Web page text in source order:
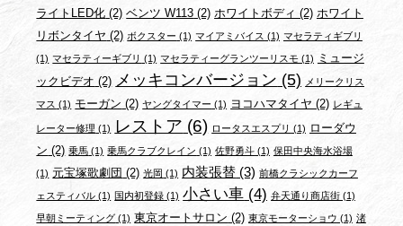
ライトLED化 (2) ベンツ W113 (2) ホワイトボディ (2) ホワイト
リボンタイヤ (2) ボクスター (1) マイアミバイス (1) マセラティギブリ
(1) マセラティーギブリ (1) マセラティーグランツーリスモ (1)
ミュージ
ックビデオ (2) メッキコンバージョン (5) メリークリス
マス (1) モーガン (2) ヤングタイマー (1) ヨコハマタイヤ (2) レギュ
レーター修理 (1) レストア (6) ロータスエスプリ (1) ローダウ
ン (2) 乗馬 (1) 乗馬クラブクレイン (1) 佐野勇斗 (1) 保田中央海水浴場
(1) 元宝塚歌劇団 (2) 光岡 (1) 内装張替 (3) 前橋クラシックカーフ
ェスティバル (1) 国内初登録 (1) 小さい車 (4) 弁天通り商店街(1)
早朝ミーティング (1) 東京オートサロン (2) 東京モーターショウ (1) 渚